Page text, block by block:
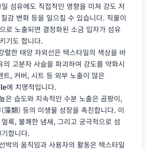
섬유에도 직접적인 영향을 미쳐 강도 저
감 변화 등을 일으킬 수 있습니다. 직물이
로 노출되면 결정화된 소금 입자가 섬유
기도 합니다.
렬한 태양 자외선은 텍스타일의 색상을 바
의 고분자 사슬을 파괴하여 강도를 약화시
트, 커버, 시트 등 외부 노출이 많은
에 치명적입니다.
은 습도와 지속적인 수분 노출은 곰팡이,
藻類) 등의 미생물 성장을 촉진합니다. 이
룩, 불쾌한 냄새, 그리고 궁극적으로 섬
합니다.
박의 움직임과 사용자의 활동은 텍스타일